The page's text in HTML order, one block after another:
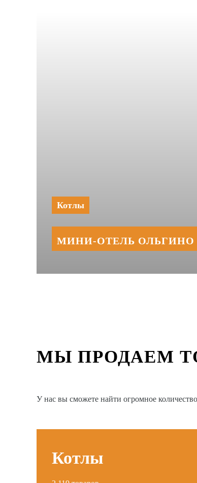
Котлы
МИНИ‑‏ОТЕЛЬ ОЛЬГИНО
МЫ ПРОДАЕМ
У нас вы сможете найти огромное
Котлы